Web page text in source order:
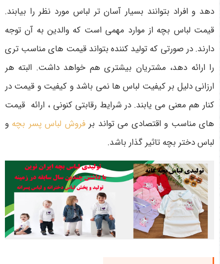
دهد و افراد بتوانند بسیار آسان تر لباس مورد نظر را بیابند.
قیمت لباس بچه از موارد مهمی است که والدین به آن توجه
دارند. در صورتی که تولید کننده بتواند قیمت های مناسب تری
را ارائه دهد، مشتریان بیشتری هم خواهد داشت. البته هر
ارزانی دلیل بر کیفیت لباس ها نمی باشد و کیفیت و قیمت در
کنار هم معنی می یابند. در شرایط رقابتی کنونی ، ارائه قیمت
های مناسب و اقتصادی می تواند برفروش لباس پسر بچه و
لباس دختر بچه تاثیر گذار باشد.